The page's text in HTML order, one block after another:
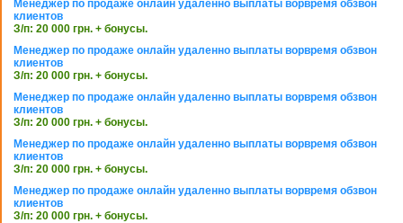
Менеджер по продаже онлайн удаленно выплаты ворвремя обзвон
клиентов
З/п: 20 000 грн. + бонусы.
Менеджер по продаже онлайн удаленно выплаты ворвремя обзвон
клиентов
З/п: 20 000 грн. + бонусы.
Менеджер по продаже онлайн удаленно выплаты ворвремя обзвон
клиентов
З/п: 20 000 грн. + бонусы.
Менеджер по продаже онлайн удаленно выплаты ворвремя обзвон
клиентов
З/п: 20 000 грн. + бонусы.
Менеджер по продаже онлайн удаленно выплаты ворвремя обзвон
клиентов
З/п: 20 000 грн. + бонусы.